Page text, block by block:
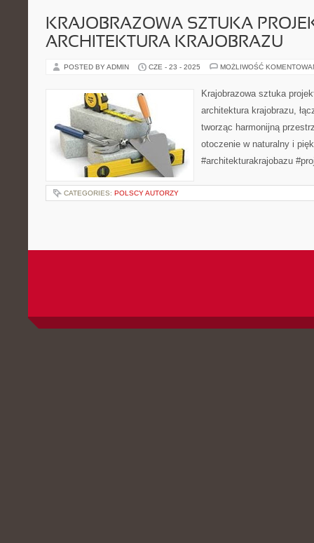
KRAJOBRAZOWA SZTUKA
ARCHITEKTURA KRAJOBRAZU
POSTED BY ADMIN CZE - 23 - 2025 MOŻLIWOŚĆ
Krajobrazowa sztuka
architektura krajobrazu,
tworząc harmonijną
otoczenie w naturalny i
#architekturakrajobazu
CATEGORIES: POLSCY AUTORZY